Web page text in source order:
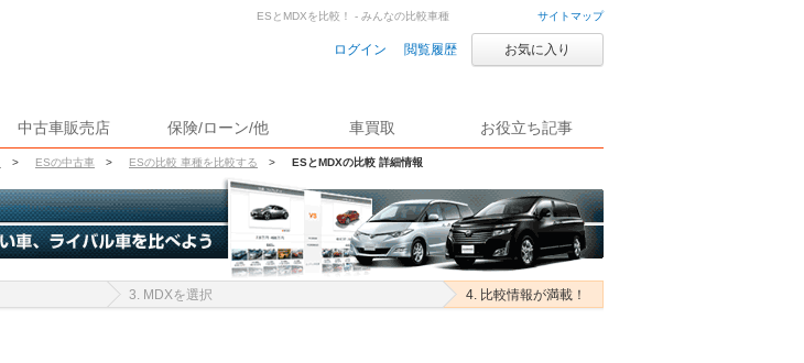
サイトマップ
ログイン 閲覧履歴 お気に入り
中古車販売店 保険/ローン/他 車買取 お役立ち記事
> ESの中古車 > ESの比較 車種を比較する > ESとMDXの比較 詳細情報
ESとMDXを比較！ - みんなの比較車種
3. MDXを選択 4. 比較情報が満載！